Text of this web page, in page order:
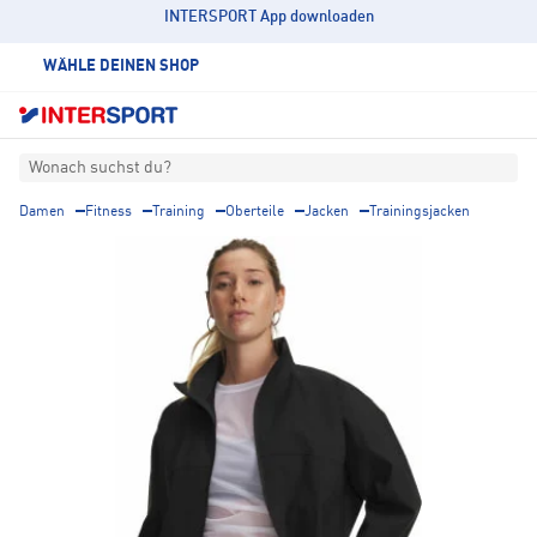
INTERSPORT App downloaden
WÄHLE DEINEN SHOP
Wonach suchst du?
Damen Fitness Training Oberteile Jacken Trainingsjacken